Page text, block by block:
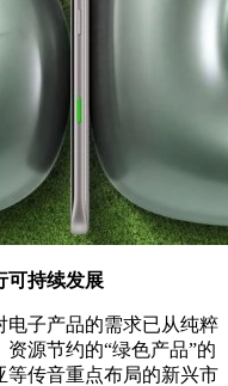
可持续发展
电子产品的需求已从纯粹
源节约的“绿色产品”的
等传音重点布局的新兴市